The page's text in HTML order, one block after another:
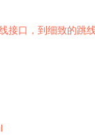
接口，到细致的跳